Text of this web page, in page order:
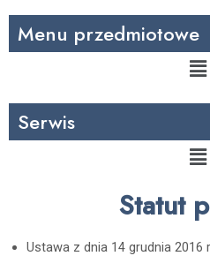
Menu przedmiotowe
Serwis
Statut
Ustawa z dnia 14 grudnia 2016